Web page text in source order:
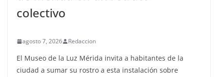
colectivo
agosto 7, 2026 Redaccion
El Museo de la Luz Mérida invita a habitantes de la
ciudad a sumar su rostro a esta instalación sobre